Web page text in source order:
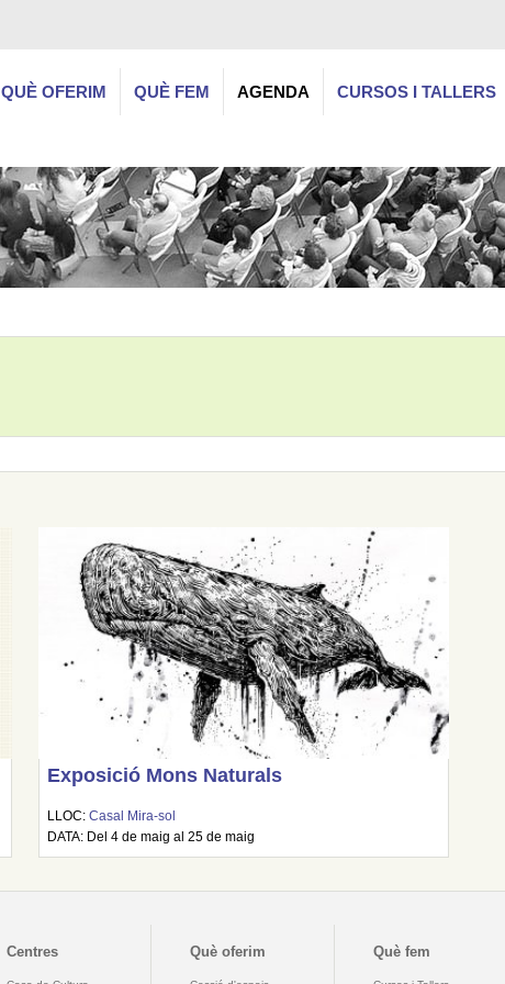
QUÈ OFERIM QUÈ FEM AGENDA CURSOS I TALLERS
Exposició Mons Naturals
LLOC:Casal Mira-sol
DATA: Del 4 de maig al 25 de maig
Centres Què oferim Què fem